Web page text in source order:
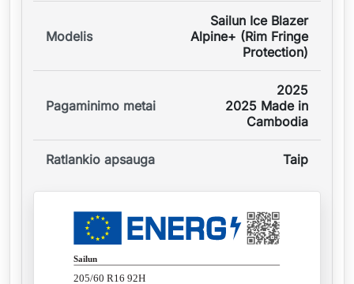
Modelis
Sailun Ice Blazer
Alpine+ (Rim Fringe
Protection)
Pagaminimo metai
2025
2025 Made in
Cambodia
Ratlankio apsauga Taip
Sailun
205/60 R16 92H